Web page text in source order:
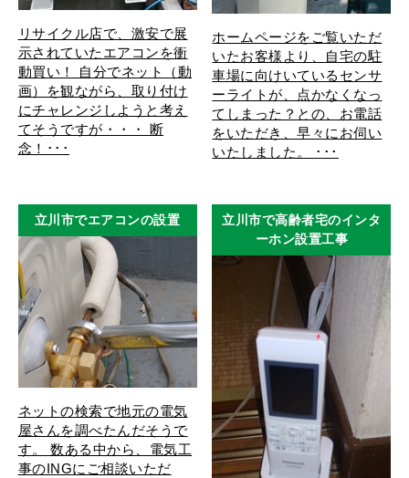
リサイクル店で、激安で展
示されていたエアコンを衝
動買い！ 自分でネット（動
画）を観ながら、取り付け
にチャレンジしようと考え
てそうですが・・・ 断
念！･･･
ホームページをご覧いただ
いたお客様より、自宅の駐
車場に向けいているセンサ
ーライトが、点かなくなっ
てしまった？との、お電話
をいただき、早々にお伺い
いたしました。 ･･･
立川市でエアコンの設置
ネットの検索で地元の電気
屋さんを調べたんだそうで
す。 数ある中から、電気工
事のINGにご相談いただ
立川市で高齢者宅のインタ
ーホン設置工事